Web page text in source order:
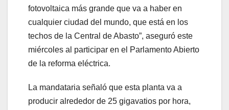
fotovoltaica más grande que va a haber en
cualquier ciudad del mundo, que está en los
techos de la Central de Abasto”, aseguró este
miércoles al participar en el Parlamento Abierto
de la reforma eléctrica.
La mandataria señaló que esta planta va a
producir alrededor de 25 gigavatios por hora,